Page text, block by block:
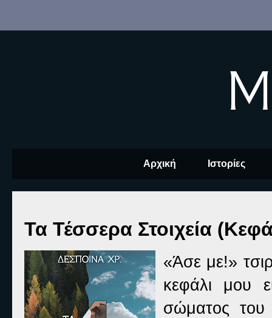
Αρχική Ιστορίες
Τα Τέσσερα Στοιχεία
«Άσε με!»
κεφάλι μου
σώματος του